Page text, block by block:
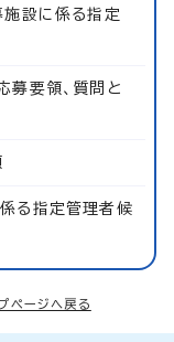
施設に係る指定
募要領、質問と
る指定管理者候
ページへ戻る